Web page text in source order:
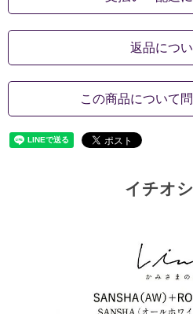
返品につ
この商品について
イチオ